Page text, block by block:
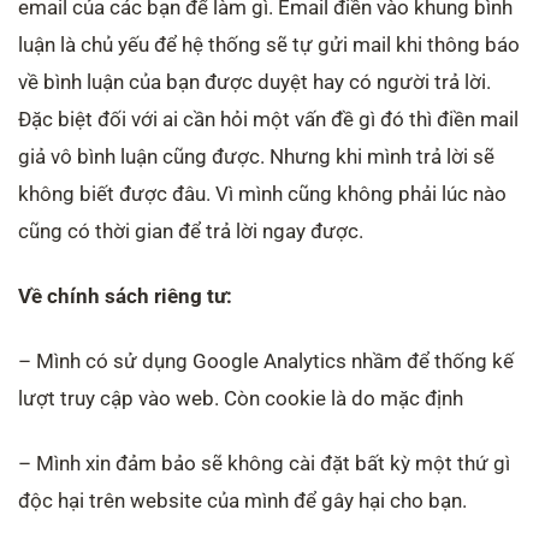
email của các bạn để làm gì. Email điền vào khung bình
luận là chủ yếu để hệ thống sẽ tự gửi mail khi thông báo
về bình luận của bạn được duyệt hay có người trả lời.
Đặc biệt đối với ai cần hỏi một vấn đề gì đó thì điền mail
giả vô bình luận cũng được. Nhưng khi mình trả lời sẽ
không biết được đâu. Vì mình cũng không phải lúc nào
cũng có thời gian để trả lời ngay được.
Về chính sách riêng tư:
– Mình có sử dụng Google Analytics nhầm để thống kế
lượt truy cập vào web. Còn cookie là do mặc định
– Mình xin đảm bảo sẽ không cài đặt bất kỳ một thứ gì
độc hại trên website của mình để gây hại cho bạn.